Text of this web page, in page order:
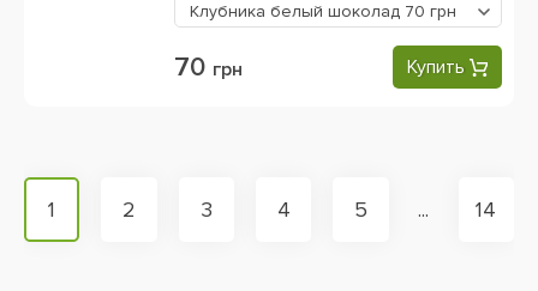
Клубника белый шоколад 70 грн
70 грн Купить
1 2 3 4 5 ... 14